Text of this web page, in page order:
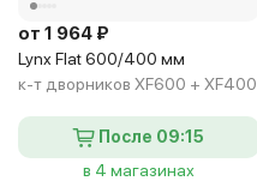
от 1 964 ₽
Lynx Flat 600/400 мм
к-т дворников XF600 + XF400
После 09:15
в 4 магазинах